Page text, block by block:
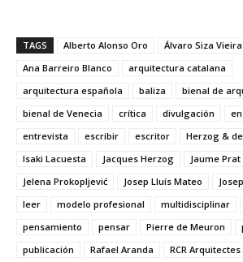
TAGS Alberto Alonso Oro
Álvaro Siza Vieira
Ana Barreiro Blanco
arquitectura catalana
arquitectura española
baliza
bienal de
bienal de Venecia
crítica divulgación
entrevista
escribir escritor
Herzog &
Isaki Lacuesta
Jacques Herzog
Jaume
Jelena Prokopljević
Josep Lluís Mateo
leer
modelo profesional multidisciplinar
pensamiento
pensar Pierre de Meuron
publicación
Rafael Aranda RCR Arquitectes